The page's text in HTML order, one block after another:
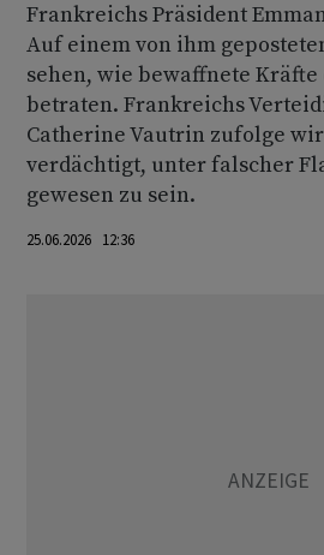
Frankreichs Präsident
Auf einem von ihm
sehen, wie bewaffnete Kräfte
betraten. Frankreichs
Catherine Vautrin zufolge
verdächtigt, unter falscher
gewesen zu sein.
25.06.2026 12:36